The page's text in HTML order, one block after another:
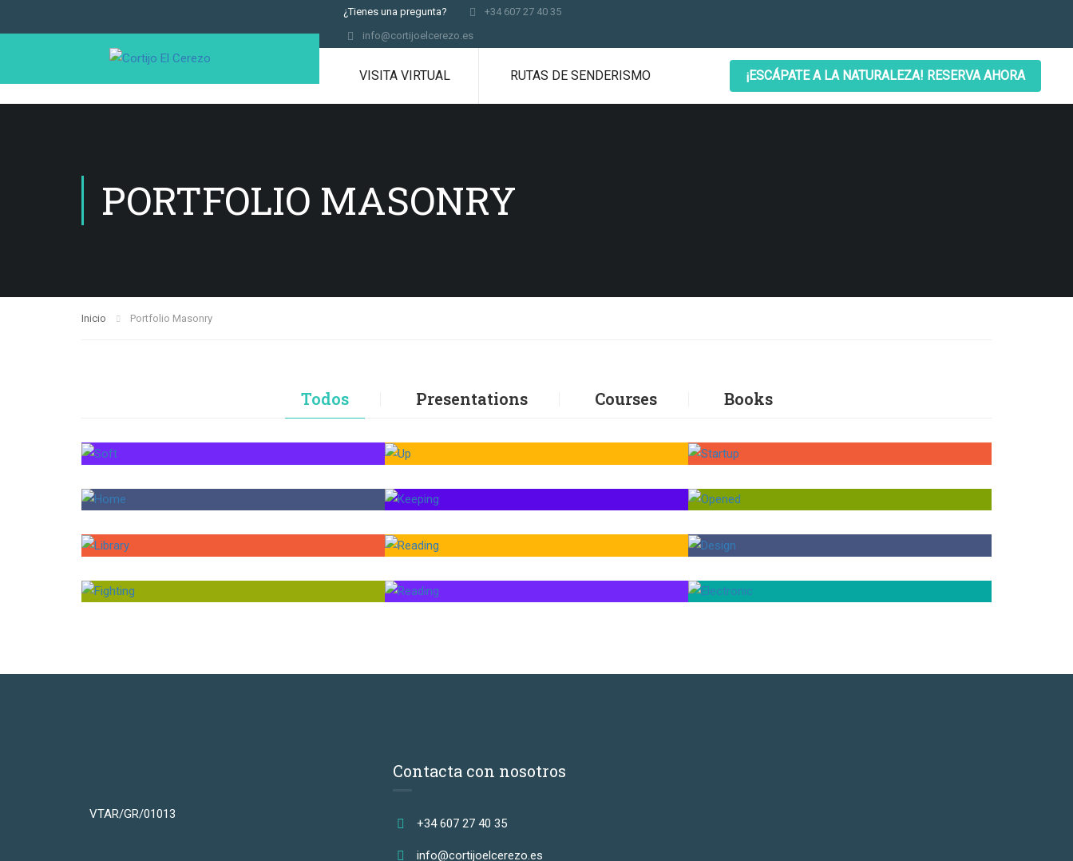
¿Tienes una pregunta?
+34 607 27 40 35
info@cortijoelcerezo.es
VISITA VIRTUAL RUTAS DE SENDERISMO ¡ESCÁPATE A LA NATURALEZA! RESERVA AHORA
PORTFOLIO MASONRY
Inicio Portfolio Masonry
Todos Presentations Courses Books
Reading
glasses
VTAR/GR/01013
Contacta con nosotros
+34 607 27 40 35
info@cortijoelcerezo.es